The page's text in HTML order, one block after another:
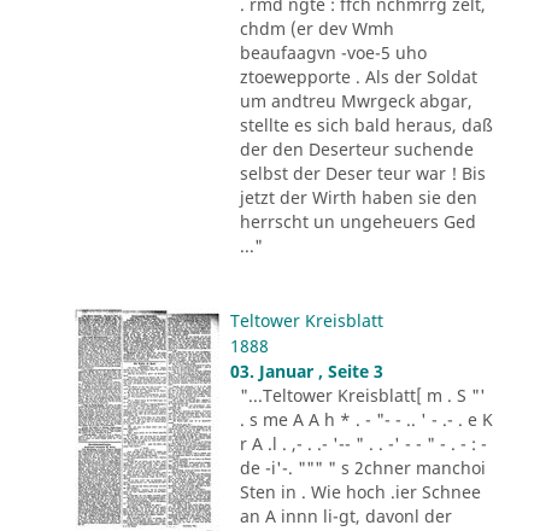
chdm (er dev Wmh
beaufaagvn -voe-5 uho
ztoewepporte . Als der Soldat
um andtreu Mwrgeck abgar,
stellte es sich bald heraus, daß
der den Deserteur suchende
selbst der Deser teur war ! Bis
jetzt der Wirth haben sie den
herrscht un ungeheuers Ged
..."
Teltower Kreisblatt
1888
03. Januar , Seite 3
"...Teltower Kreisblatt[ m . S "'
. s me A A h * . - "- - .. ' - .- . e K
r A .l . ,- . .- '-- " . . -' - - " - . - : -
de -i'-. """ " s 2chner manchoi
Sten in . Wie hoch .ier Schnee
an A innn li-gt, davonl der